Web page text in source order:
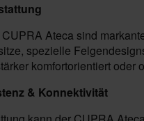
Ateca sind
spezielle
komfortorientiert oder
& Konnektivität